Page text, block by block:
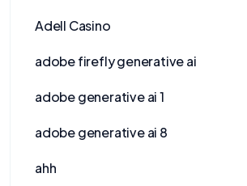
Adell Casino
adobe firefly generative ai
adobe generative ai 1
adobe generative ai 8
ahh